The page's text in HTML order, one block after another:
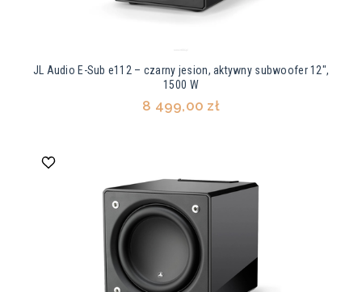
JL Audio E-Sub e112 – czarny jesion, aktywny subwoofer 12",
1500 W
8 499,00 zł